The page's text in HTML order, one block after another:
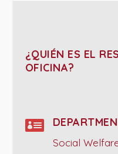
¿QUIÉN ES EL
OFICINA?

Social